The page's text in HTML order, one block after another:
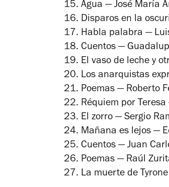
Agua — José María
Disparos en la
Habla palabra —
Cuentos —
El vaso de leche y
Los anarquistas
Poemas — Roberto
Réquiem por Teresa
El zorro — Sergio
Mañana es lejos —
Cuentos — Juan
Poemas — Raúl
La muerte de